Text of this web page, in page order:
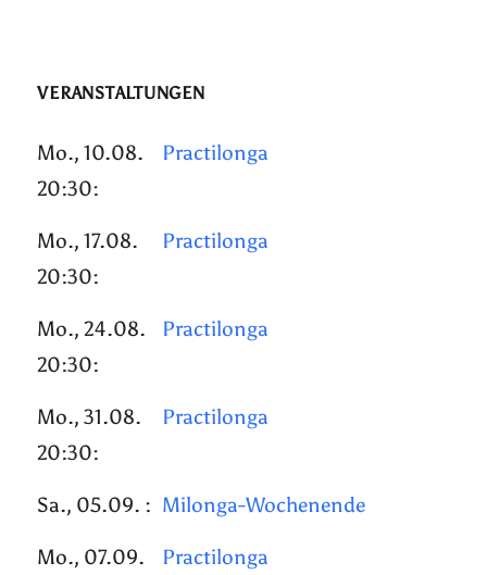
VERANSTALTUNGEN
Mo., 10.08.
20:30:
Practilonga
Mo., 17.08.
20:30:
Practilonga
Mo., 24.08.
20:30:
Practilonga
Mo., 31.08.
20:30:
Practilonga
Sa., 05.09. : Milonga-Wochenende
Mo., 07.09.
Practilonga